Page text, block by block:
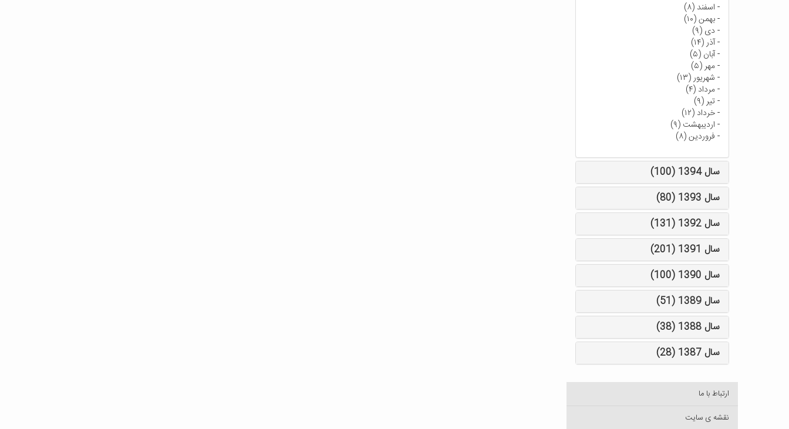
- اسفند (۸)
-بهمن (۱۰)
- دی (۹)
-آذر (۱۴)
-آبان (۵)
-مهر (۵)
- شهریور (۱۳)
-مرداد (۴)
-تیر (۹)
-خرداد (۱۲)
- اردیبهشت (۹)
- فروردین (۸)
سال 1394 (100)
سال 1393 (80)
سال 1392 (131)
سال 1391 (201)
سال 1390 (100)
سال 1389 (51)
سال 1388 (38)
سال 1387 (28)
ارتباط با ما
نقشه ی سایت